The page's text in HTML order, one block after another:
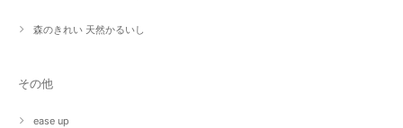
森のきれい 天然かるいし
その他
ease up